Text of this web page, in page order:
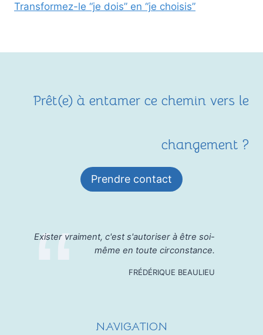
Transformez-le “je dois” en “je choisis”
Prêt(e) à entamer ce chemin vers le
changement ?
Prendre contact
Exister vraiment, c'est s'autoriser à être soi-
même en toute circonstance.
FRÉDÉRIQUE BEAULIEU
NAVIGATION